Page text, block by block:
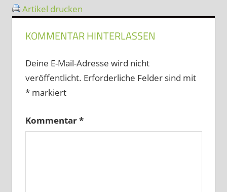
Artikel drucken
KOMMENTAR HINTERLASSEN
Deine E-Mail-Adresse wird nicht
veröffentlicht. Erforderliche Felder sind mit
*markiert
Kommentar*